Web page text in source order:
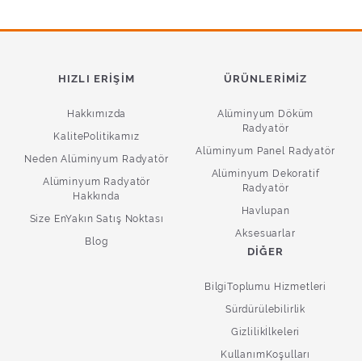
HIZLI ERIŞIM
Hakkımızda
KalitePolitikamız
Neden Alüminyum Radyatör
Alüminyum Radyatör
Hakkında
Size EnYakın Satış Noktası
Blog
ÜRÜNLERIMIZ
Alüminyum Döküm
Radyatör
Alüminyum Panel Radyatör
Alüminyum Dekoratif
Radyatör
Havlupan
Aksesuarlar
DIĞER
BilgiToplumu Hizmetleri
Sürdürülebilirlik
Gizlilikİlkeleri
KullanımKoşulları